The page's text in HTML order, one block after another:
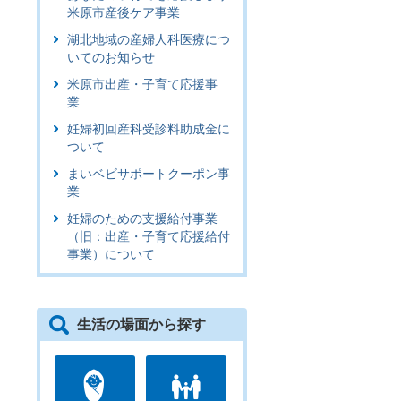
米原市産後ケア事業
湖北地域の産婦人科医療につ
いてのお知らせ
米原市出産・子育て応援事
業
妊婦初回産科受診料助成金に
ついて
まいベビサポートクーポン事
業
妊婦のための支援給付事業
（旧：出産・子育て応援給付
事業）について
生活の場面から探す